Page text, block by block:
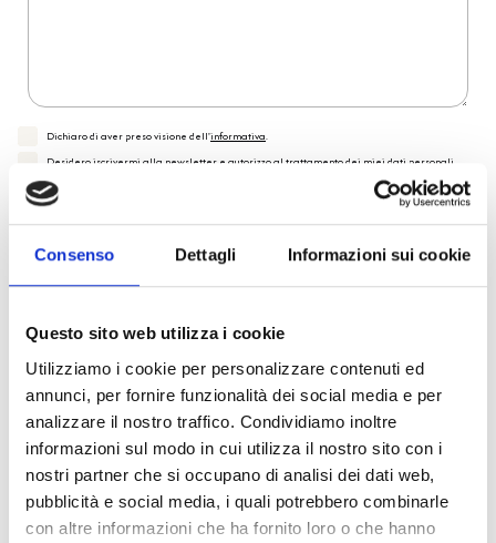
Consenso Dettagli Informazioni sui cookie
Questo sito web utilizza i cookie
Utilizziamo i cookie per personalizzare contenuti ed
annunci, per fornire funzionalità dei social media e per
analizzare il nostro traffico. Condividiamo inoltre
informazioni sul modo in cui utilizza il nostro sito con i
nostri partner che si occupano di analisi dei dati web,
pubblicità e social media, i quali potrebbero combinarle
con altre informazioni che ha fornito loro o che hanno
Dichiaro di aver preso visione dell'informativa.
Desidero iscrivermi alla newsletter e autorizzo al trattamento dei miei dati personali
* Campi obbligatori
Reso facile e veloce
PRONTA consegna
Spedizione Gratuita